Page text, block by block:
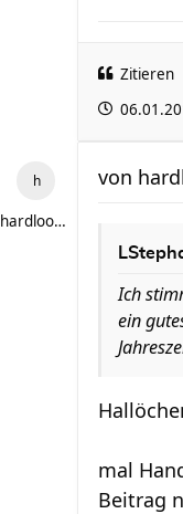
Zitieren
hardlooper
von
Ich
ein
mal
Beitrag